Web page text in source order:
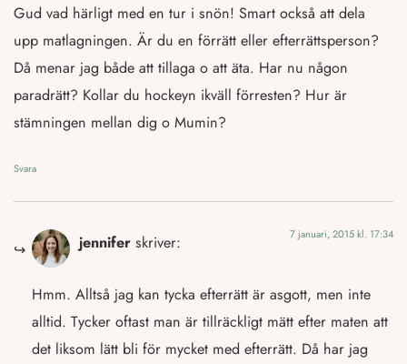
Gud vad härligt med en tur i snön! Smart också att dela
upp matlagningen. Är du en förrätt eller efterrättsperson?
Då menar jag både att tillaga o att äta. Har nu någon
paradrätt? Kollar du hockeyn ikväll förresten? Hur är
stämningen mellan dig o Mumin?
Svara
jennifer skriver: 7 januari, 2015 kl. 17:34
Hmm. Alltså jag kan tycka efterrätt är asgott, men inte
alltid. Tycker oftast man är tillräckligt mätt efter maten att
det liksom lätt bli för mycket med efterrätt. Då har jag